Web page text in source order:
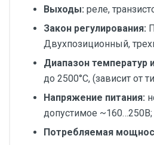
Выходы: реле,
Закон регулирования:
Двухпозиционный,
Диапазон температур
до 2500°С, (зависит от
Напряжение питания:
допустимое ~160…250В;
Потребляемая